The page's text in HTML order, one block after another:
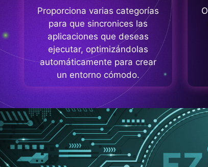
Proporciona varias categorías
para que sincronices las
aplicaciones que deseas
ejecutar, optimizándolas
automáticamente para crear
un entorno cómodo.